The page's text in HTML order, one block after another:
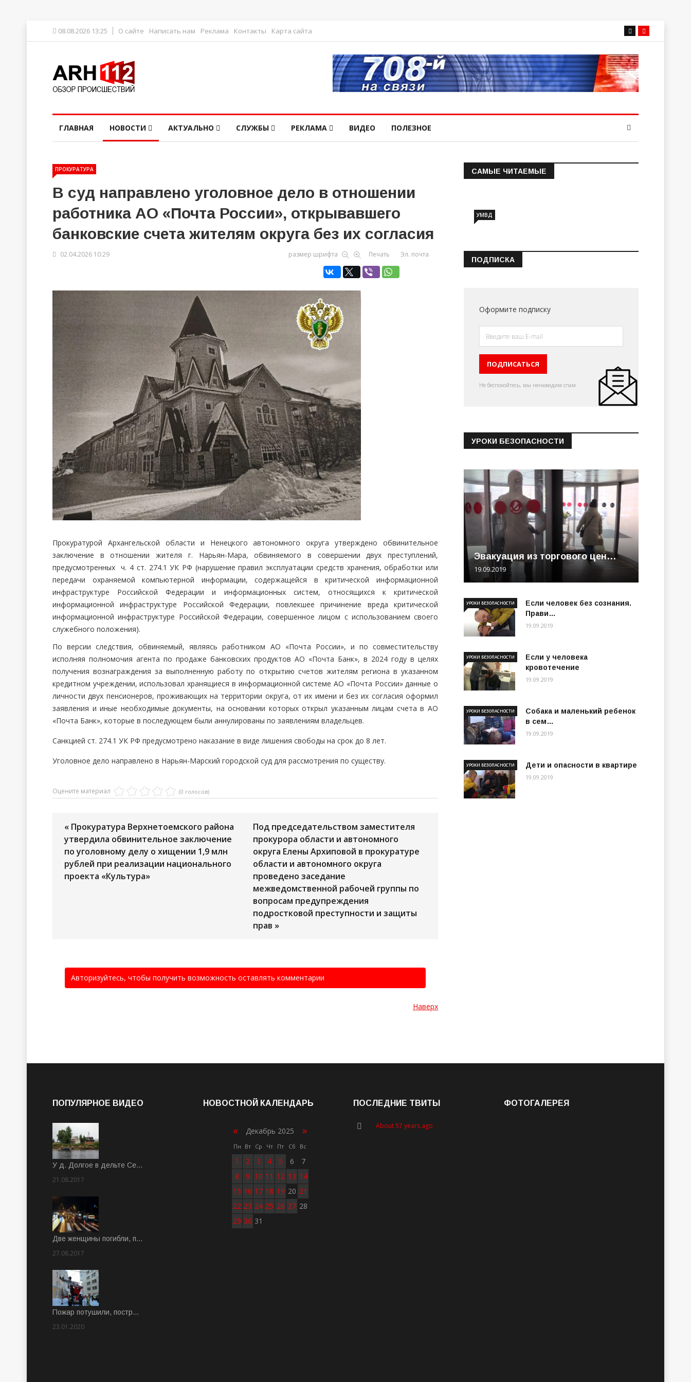
08.08.2026 13:25 О сайте Написать нам Реклама Контакты Карта сайта
ГЛАВНАЯ НОВОСТИ АКТУАЛЬНО СЛУЖБЫ РЕКЛАМА ВИДЕО ПОЛЕЗНОЕ
ПРОКУРАТУРА
В суд направлено уголовное дело в отношении
работника АО «Почта России», открывавшего
банковские счета жителям округа без их согласия
02.04.2026 10:29 размер шрифта Печать Эл. почта
Прокуратурой Архангельской области и Ненецкого автономного округа утверждено обвинительное
заключение в отношении жителя г. Нарьян-Мара, обвиняемого в совершении двух преступлений,
предусмотренных ч. 4 ст. 274.1 УК РФ (нарушение правил эксплуатации средств хранения, обработки или
передачи охраняемой компьютерной информации, содержащейся в критической информационной
инфраструктуре Российской Федерации и информационных систем, относящихся к критической
информационной инфраструктуре Российской Федерации, повлекшее причинение вреда критической
информационной инфраструктуре Российской Федерации, совершенное лицом с использованием своего
служебного положения).
По версии следствия, обвиняемый, являясь работником АО «Почта России», и по совместительству
исполняя полномочия агента по продаже банковских продуктов АО «Почта Банк», в 2024 году в целях
получения вознаграждения за выполненную работу по открытию счетов жителям региона в указанном
кредитном учреждении, использовал хранящиеся в информационной системе АО «Почта России» данные о
личности двух пенсионеров, проживающих на территории округа, от их имени и без их согласия оформил
заявления и иные необходимые документы, на основании которых открыл указанным лицам счета в АО
«Почта Банк», которые в последующем были аннулированы по заявлениям владельцев.
Санкцией ст. 274.1 УК РФ предусмотрено наказание в виде лишения свободы на срок до 8 лет.
Уголовное дело направлено в Нарьян-Марский городской суд для рассмотрения по существу.
Оцените материал (0 голосов)
« Прокуратура Верхнетоемского района
утвердила обвинительное заключение
по уголовному делу о хищении 1,9 млн
рублей при реализации национального
проекта «Культура»
Под председательством заместителя
прокурора области и автономного
округа Елены Архиповой в прокуратуре
области и автономного округа
проведено заседание
межведомственной рабочей группы по
вопросам предупреждения
подростковой преступности и защиты
прав »
Авторизуйтесь, чтобы получить возможность оставлять комментарии
Наверх
САМЫЕ ЧИТАЕМЫЕ
Информация о состоянии
УМВД
ПОДПИСКА
Оформите подписку
Не беспокойтесь, мы ненавидим спам
УРОКИ БЕЗОПАСНОСТИ
Эвакуация из торгового цен…
19.09.2019
Если человек без сознания.
Прави…
УРОКИ БЕЗОПАСНОСТИ
19.09.2019
Если у человека
кровотечение
УРОКИ БЕЗОПАСНОСТИ
19.09.2019
Собака и маленький ребенок
в сем…
УРОКИ БЕЗОПАСНОСТИ
19.09.2019
Дети и опасности в квартире
УРОКИ БЕЗОПАСНОСТИ
19.09.2019
ПОПУЛЯРНОЕ ВИДЕО
У д. Долгое в дельте Се…
21.08.2017
Две женщины погибли, п…
27.08.2017
Пожар потушили, постр…
23.01.2020
НОВОСТНОЙ КАЛЕНДАРЬ
« Декабрь 2025 »
Пн Вт Ср Чт Пт Сб Вс
1 2 3 4 5 6
7
8
9 10 11 12 13 14
15 16 17 18 19 20 21
22 23 24 25 26 27 28
29 30 31
ПОСЛЕДНИЕ ТВИТЫ
About 57 years ago
ФОТОГАЛЕРЕЯ